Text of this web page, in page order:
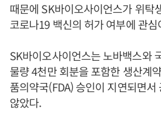
때문에 SK바이오사이언스가 위탁
코로나19 백신의 허가 여부에 관
SK바이오사이언스는 노바백스와
물량 4천만 회분을 포함한 생산계
품의약국(FDA) 승인이 지연되면
않았다.